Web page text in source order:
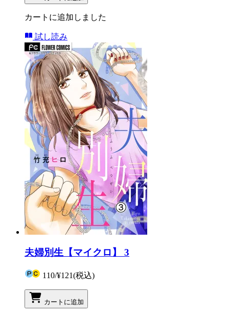
カートに追加しました
試し読み
夫婦別生【マイクロ】 3
110/¥121(税込)
カートに追加